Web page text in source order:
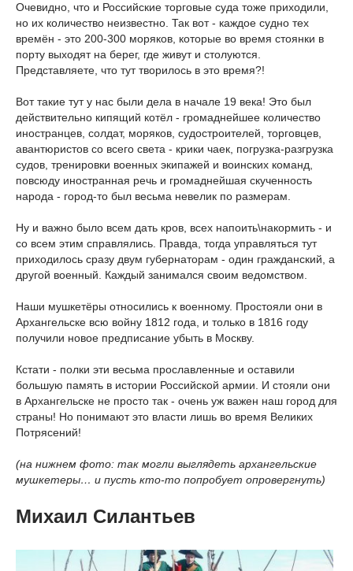
Очевидно, что и Российские торговые суда тоже приходили,
но их количество неизвестно. Так вот - каждое судно тех
времён - это 200-300 моряков, которые во время стоянки в
порту выходят на берег, где живут и столуются.
Представляете, что тут творилось в это время?!
Вот такие тут у нас были дела в начале 19 века! Это был
действительно кипящий котёл - громаднейшее количество
иностранцев, солдат, моряков, судостроителей, торговцев,
авантюристов со всего света - крики чаек, погрузка-разгрузка
судов, тренировки военных экипажей и воинских команд,
повсюду иностранная речь и громаднейшая скученность
народа - город-то был весьма невелик по размерам.
Ну и важно было всем дать кров, всех напоить\накормить - и
со всем этим справлялись. Правда, тогда управляться тут
приходилось сразу двум губернаторам - один гражданский, а
другой военный. Каждый занимался своим ведомством.
Наши мушкетёры относились к военному. Простояли они в
Архангельске всю войну 1812 года, и только в 1816 году
получили новое предписание убыть в Москву.
Кстати - полки эти весьма прославленные и оставили
большую память в истории Российской армии. И стояли они
в Архангельске не просто так - очень уж важен наш город для
страны! Но понимают это власти лишь во время Великих
Потрясений!
(на нижнем фото: так могли выглядеть архангельские
мушкетеры… и пусть кто-то попробует опровергнуть)
Михаил Силантьев